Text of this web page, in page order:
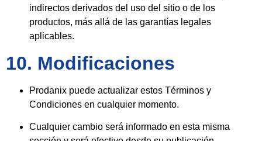
indirectos derivados del uso del sitio o de los
productos, más allá de las garantías legales
aplicables.
10. Modificaciones
Prodanix puede actualizar estos Términos y
Condiciones en cualquier momento.
Cualquier cambio será informado en esta misma